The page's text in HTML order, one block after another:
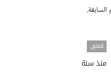
مُغلق
منذ سنة